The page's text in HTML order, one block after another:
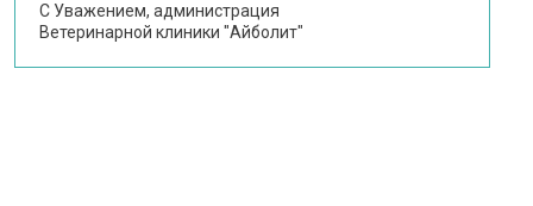
С Уважением, администрация
Ветеринарной клиники "Айболит"